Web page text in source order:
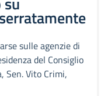
sulle agenzie di
del Consiglio
Sen. Vito Crimi,